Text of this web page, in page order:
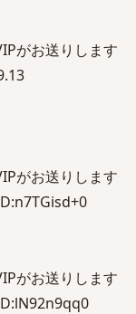
がお送りします
がお送りします
がお送りします